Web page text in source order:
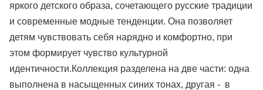
яркого детского образа, сочетающего русские традиции
и современные модные тенденции. Она позволяет
детям чувствовать себя нарядно и комфортно, при
этом формирует чувство культурной
идентичности.Коллекция разделена на две части: одна
выполнена в насыщенных синих тонах, другая - в